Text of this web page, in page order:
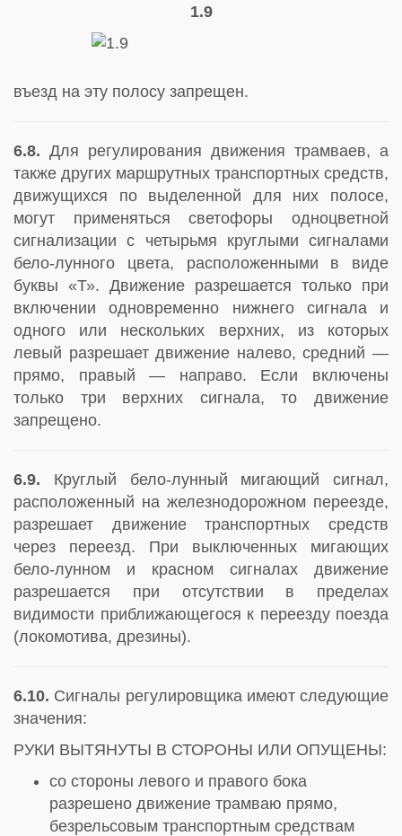
1.9
въезд на эту полосу запрещен.
6.8. Для регулирования движения трамваев, а
также других маршрутных транспортных средств,
движущихся по выделенной для них полосе,
могут применяться светофоры одноцветной
сигнализации с четырьмя круглыми сигналами
бело-лунного цвета, расположенными в виде
буквы «Т». Движение разрешается только при
включении одновременно нижнего сигнала и
одного или нескольких верхних, из которых
левый разрешает движение налево, средний —
прямо, правый — направо. Если включены
только три верхних сигнала, то движение
запрещено.
6.9. Круглый бело-лунный мигающий сигнал,
расположенный на железнодорожном переезде,
разрешает движение транспортных средств
через переезд. При выключенных мигающих
бело-лунном и красном сигналах движение
разрешается при отсутствии в пределах
видимости приближающегося к переезду поезда
(локомотива, дрезины).
6.10. Сигналы регулировщика имеют следующие
значения:
РУКИ ВЫТЯНУТЫ В СТОРОНЫ ИЛИ ОПУЩЕНЫ:
со стороны левого и правого бока
разрешено движение трамваю прямо,
безрельсовым транспортным средствам